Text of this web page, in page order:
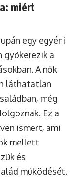
miért
egy egyéni
gyökerezik a
A nők
láthatatlan
még
Ez a
ismert, ami
mellett
és
működését.